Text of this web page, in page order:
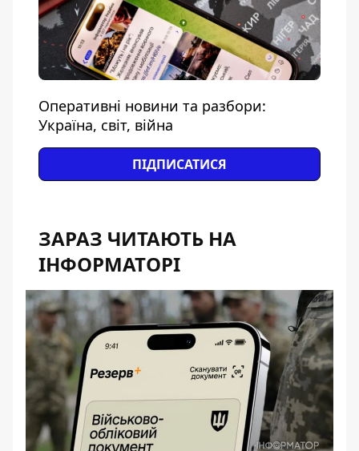
Оперативні новини та разбори:
Україна, світ, війна
ПІДПИСАТИСЯ
ЗАРАЗ ЧИТАЮТЬ НА
ІНФОРМАТОРІ